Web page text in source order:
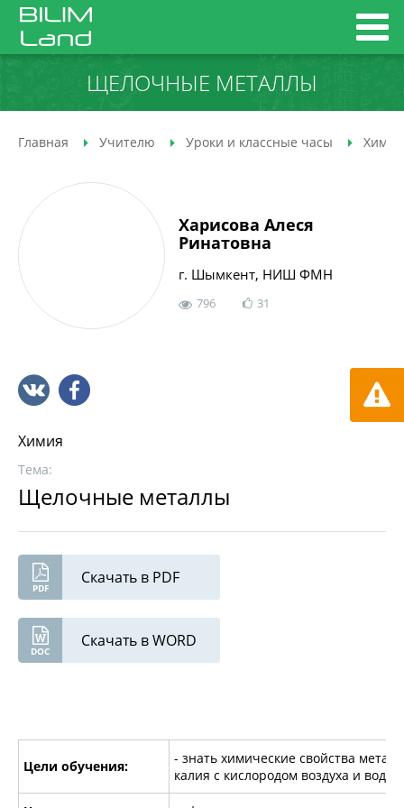
ЩЕЛОЧНЫЕ МЕТАЛЛЫ
Главная Учителю Уроки и классные часы Химия
Харисова Алеся
Ринатовна
г. Шымкент, НИШ ФМН
796 31
Химия
Тема:
Щелочные металлы
Скачать в PDF
Скачать в WORD
Цели обучения:
- знать химические свойства
калия с кислородом воздуха и водой.